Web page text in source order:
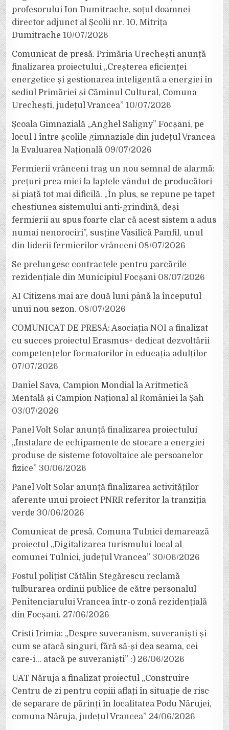
profesorului Ion Dumitrache, soțul doamnei
director adjunct al Școlii nr. 10, Mitrița
Dumitrache 10/07/2026
Comunicat de presă. Primăria Urechești anunță
finalizarea proiectului „Creșterea eficienței
energetice și gestionarea inteligentă a energiei în
sediul Primăriei și Căminul Cultural, Comuna
Urechești, județul Vrancea” 10/07/2026
Școala Gimnazială „Anghel Saligny” Focșani, pe
locul I între școlile gimnaziale din județul Vrancea
la Evaluarea Națională 09/07/2026
Fermierii vrânceni trag un nou semnal de alarmă:
prețuri prea mici la laptele vândut de producători
și piață tot mai dificilă. „În plus, se repune pe tapet
chestiunea sistemului anti-grindină, deși
fermierii au spus foarte clar că acest sistem a adus
numai nenorociri”, susține Vasilică Pamfil, unul
din liderii fermierilor vrânceni 08/07/2026
Se prelungesc contractele pentru parcările
rezidențiale din Municipiul Focșani 08/07/2026
AI Citizens mai are două luni până la începutul
unui nou sezon. 08/07/2026
COMUNICAT DE PRESĂ: Asociația NOI a finalizat
cu succes proiectul Erasmus+ dedicat dezvoltării
competențelor formatorilor în educația adulților
07/07/2026
Daniel Sava, Campion Mondial la Aritmetică
Mentală și Campion Național al României la Șah
03/07/2026
Panel Volt Solar anunță finalizarea proiectului
„Instalare de echipamente de stocare a energiei
produse de sisteme fotovoltaice ale persoanelor
fizice” 30/06/2026
Panel Volt Solar anunță finalizarea activităților
aferente unui proiect PNRR referitor la tranziția
verde 30/06/2026
Comunicat de presă. Comuna Tulnici demarează
proiectul „Digitalizarea turismului local al
comunei Tulnici, județul Vrancea” 30/06/2026
Fostul polițist Cătălin Stegărescu reclamă
tulburarea ordinii publice de către personalul
Penitenciarului Vrancea într-o zonă rezidențială
din Focșani. 27/06/2026
Cristi Irimia: „Despre suveranism, suveraniști și
cum se atacă singuri, fără să-și dea seama, cei
care-i… atacă pe suveraniști” :) 26/06/2026
UAT Năruja a finalizat proiectul „Construire
Centru de zi pentru copiii aflați în situație de risc
de separare de părinți în localitatea Podu Nărujei,
comuna Năruja, județul Vrancea” 24/06/2026